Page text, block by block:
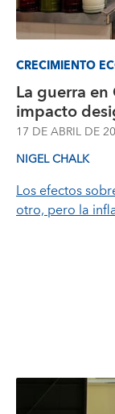
CRECIMIENTO
La guerra
impacto
17 DE ABRIL DE
NIGEL CHALK
Los efectos
otro, pero la